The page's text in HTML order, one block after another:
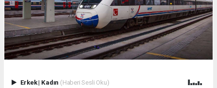
Erkek| Kadın (Haberi Sesli Oku)